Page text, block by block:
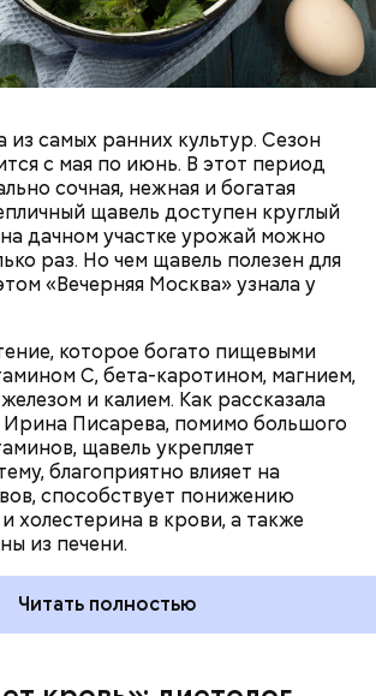
самых ранних культур. Сезон
с мая по июнь. В этот период
сочная, нежная и богатая
щавель доступен круглый
на дачном участке урожай можно
раз. Но чем щавель полезен для
«Вечерняя Москва» узнала у
которое богато пищевыми
С, бета-каротином, магнием,
и калием. Как рассказала
Ирина Писарева, помимо большого
щавель укрепляет
благоприятно влияет на
способствует понижению
холестерина в крови, а также
из печени.
состоит в том, что он
количество щавелевой кислоты,
образованию
Читать полностью
ВРАЧИ
РАСТЕНИЯ
что норма потребления
не более одного зубчика чеснока
Тем не менее некоторым
отказаться от данного
тем, у кого есть проблемы с
трактом. Эфирные масла
действие на слизистые
и могут вызвать обострение,
Соломатина.